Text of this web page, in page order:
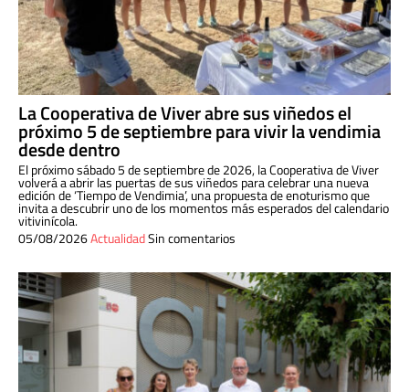
La Cooperativa de Viver abre sus viñedos el
próximo 5 de septiembre para vivir la vendimia
desde dentro
El próximo sábado 5 de septiembre de 2026, la Cooperativa de Viver
volverá a abrir las puertas de sus viñedos para celebrar una nueva
edición de ‘Tiempo de Vendimia’, una propuesta de enoturismo que
invita a descubrir uno de los momentos más esperados del calendario
vitivinícola.
05/08/2026ActualidadSin comentarios